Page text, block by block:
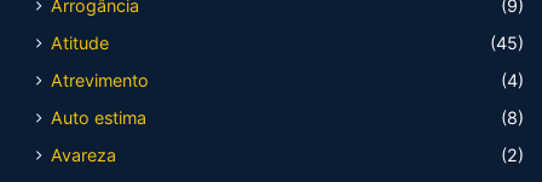
Arrogância
(9)
Atitude
(45)
Atrevimento
(4)
Auto estima
(8)
Avareza
(2)